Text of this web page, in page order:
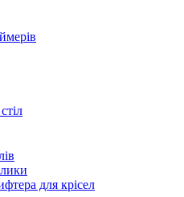
для крісел